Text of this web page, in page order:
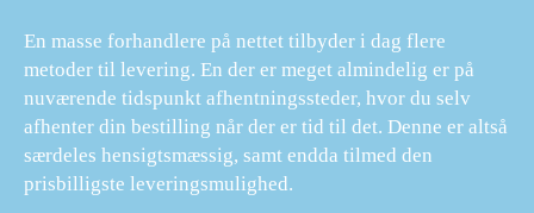
En masse forhandlere på nettet tilbyder i dag flere
metoder til levering. En der er meget almindelig er på
nuværende tidspunkt afhentningssteder, hvor du selv
afhenter din bestilling når der er tid til det. Denne er altså
særdeles hensigtsmæssig, samt endda tilmed den
prisbilligste leveringsmulighed.